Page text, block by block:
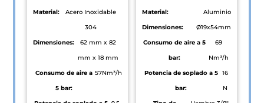
Material:
Acero Inoxidable
304
Dimensiones:
62 mm x 82
mm x 18 mm
Consumo de aire a
5 bar:
57Nm³/h
Material:
Aluminio
Dimensiones:
Ø19x54mm
Consumo de aire a 5
bar:
69
Nm³/h
Potencia de soplado a 5
bar:
16
N